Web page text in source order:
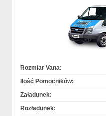
Rozmiar Vana:
Ilość Pomocników:
Załadunek:
Rozładunek: